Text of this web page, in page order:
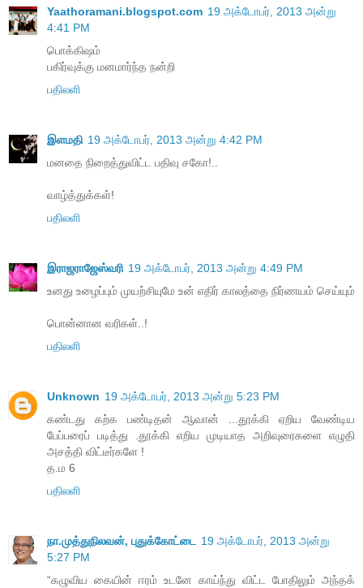
Yaathoramani.blogspot.com 19 அக்டோபர், 2013 அன்று
4:41 PM
பொக்கிஷம்
பகிர்வுக்கு மனமார்ந்த நன்றி
பதிலளி
இளமதி 19 அக்டோபர், 2013 அன்று 4:42 PM
மனதை நிறைத்துவிட்ட பதிவு சகோ!..
வாழ்த்துக்கள்!
பதிலளி
இராஜராஜேஸ்வரி 19 அக்டோபர், 2013 அன்று 4:49 PM
உனது உழைப்பும் முயற்சியுமே உன் எதிர் காலத்தை நிர்ணயம் செய்யும்
பொன்னான வரிகள்..!
பதிலளி
Unknown 19 அக்டோபர், 2013 அன்று 5:23 PM
கண்டது கற்க பண்டிதன் ஆவான் ...தூக்கி ஏறிய வேண்டிய
பேப்பரைப் படித்து .தூக்கி எறிய முடியாத அறிவுரைகளை எழுதி
அசத்தி விட்டீர்களே !
த.ம 6
பதிலளி
நா.முத்துநிலவன், புதுக்கோட்டை
19 அக்டோபர், 2013 அன்று
5:27 PM
“கழுவிய கையின் ஈரம் உடனே காய்ந்து விட்ட போதிலும் அந்தக்